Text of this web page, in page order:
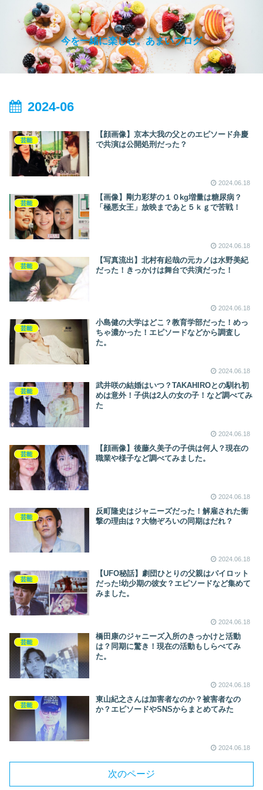
今を一緒に楽しむ。あまいブログ
2024-06
芸能
【顔画像】京本大我の父とのエピソード弁慶
で共演は公開処刑だった？
2024.06.18
芸能
【画像】剛力彩芽の１０kg増量は糖尿病？
「極悪女王」放映まであと５ｋｇで苦戦！
2024.06.18
芸能
【写真流出】北村有起哉の元カノは水野美紀
だった！きっかけは舞台で共演だった！
2024.06.18
芸能
小島健の大学はどこ？教育学部だった！めっ
ちゃ濃かった！エピソードなどから調査し
た。
2024.06.18
芸能
武井咲の結婚はいつ？TAKAHIROとの馴れ初
めは意外！子供は2人の女の子！など調べてみ
た
2024.06.18
芸能
【顔画像】後藤久美子の子供は何人？現在の
職業や様子など調べてみました。
2024.06.18
芸能
反町隆史はジャニーズだった！解雇された衝
撃の理由は？大物ぞろいの同期はだれ？
2024.06.18
芸能
【UFO秘話】劇団ひとりの父親はパイロット
だった!幼少期の彼女？エピソードなど集めて
みました。
2024.06.18
芸能
橋田康のジャニーズ入所のきっかけと活動
は？同期に驚き！現在の活動もしらべてみ
た。
2024.06.18
芸能
東山紀之さんは加害者なのか？被害者なの
か？エピソードやSNSからまとめてみた
2024.06.18
次のページ